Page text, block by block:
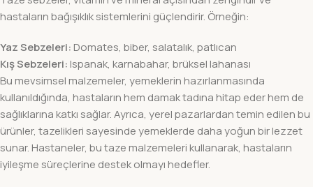
hastaların bağışıklık sistemlerini güçlendirir. Örneğin:
Yaz Sebzeleri: Domates, biber, salatalık, patlıcan
Kış Sebzeleri: Ispanak, karnabahar, brüksel lahanası
Bu mevsimsel malzemeler, yemeklerin hazırlanmasında
kullanıldığında, hastaların hem damak tadına hitap eder hem de
sağlıklarına katkı sağlar. Ayrıca, yerel pazarlardan temin edilen bu
ürünler, tazelikleri sayesinde yemeklerde daha yoğun bir lezzet
sunar. Hastaneler, bu taze malzemeleri kullanarak, hastaların
iyileşme süreçlerine destek olmayı hedefler.